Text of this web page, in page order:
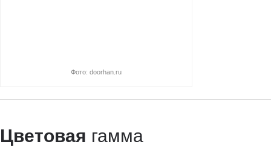
Фото: doorhan.ru
Цветовая гамма